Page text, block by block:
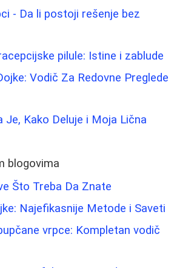
- Da li postoji rešenje bez
pilule: Istine i zablude
Vodič Za Redovne Preglede
Je, Kako Deluje i Moja Lična
blogovima
Što Treba Da Znate
Najefikasnije Metode i Saveti
vrpce: Kompletan vodič